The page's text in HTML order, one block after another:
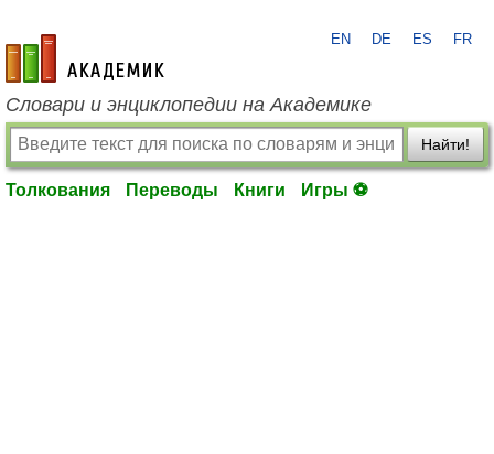
academic.ru
EN DE ES FR
Словари и энциклопедии на Академике
Найти!
Толкования Переводы Книги Игры ⚽